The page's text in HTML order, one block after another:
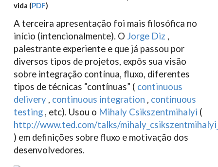
vida (PDF)
A terceira apresentação foi mais filosófica no
início (intencionalmente). O Jorge Diz ,
palestrante experiente e que já passou por
diversos tipos de projetos, expôs sua visão
sobre integração contínua, fluxo, diferentes
tipos de técnicas “contínuas” ( continuous
delivery, continuous integration , continuous
testing, etc). Usou o Mihaly Csikszentmihalyi (
http://www.ted.com/talks/
) em definições sobre fluxo e motivação dos
desenvolvedores.